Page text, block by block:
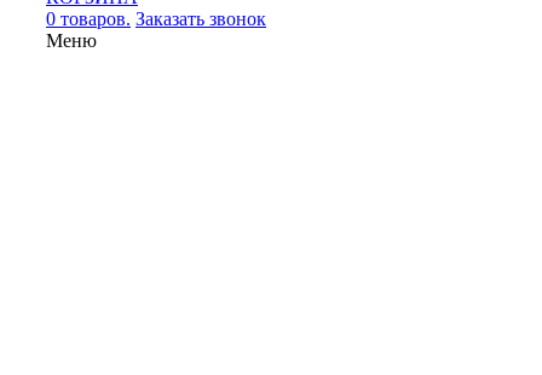
0 товаров. Заказать звонок
Меню